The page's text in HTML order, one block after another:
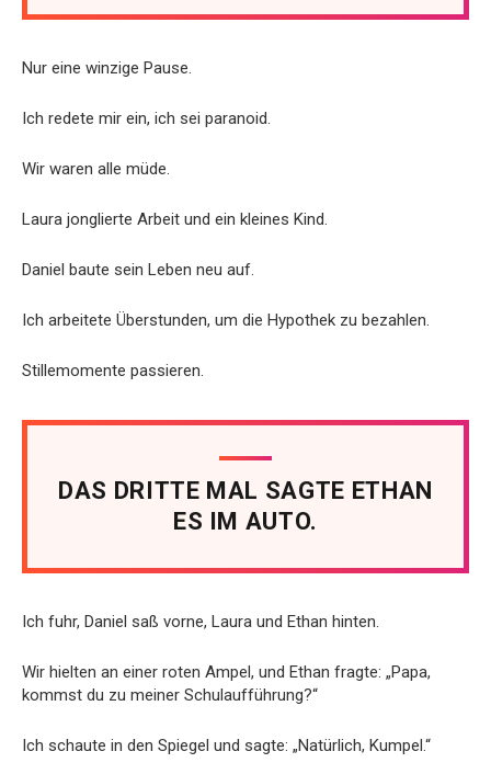
Nur eine winzige Pause.
Ich redete mir ein, ich sei paranoid.
Wir waren alle müde.
Laura jonglierte Arbeit und ein kleines Kind.
Daniel baute sein Leben neu auf.
Ich arbeitete Überstunden, um die Hypothek zu bezahlen.
Stillemomente passieren.
DAS DRITTE MAL SAGTE ETHAN
ES IM AUTO.
Ich fuhr, Daniel saß vorne, Laura und Ethan hinten.
Wir hielten an einer roten Ampel, und Ethan fragte: „Papa,
kommst du zu meiner Schulaufführung?“
Ich schaute in den Spiegel und sagte: „Natürlich, Kumpel.“